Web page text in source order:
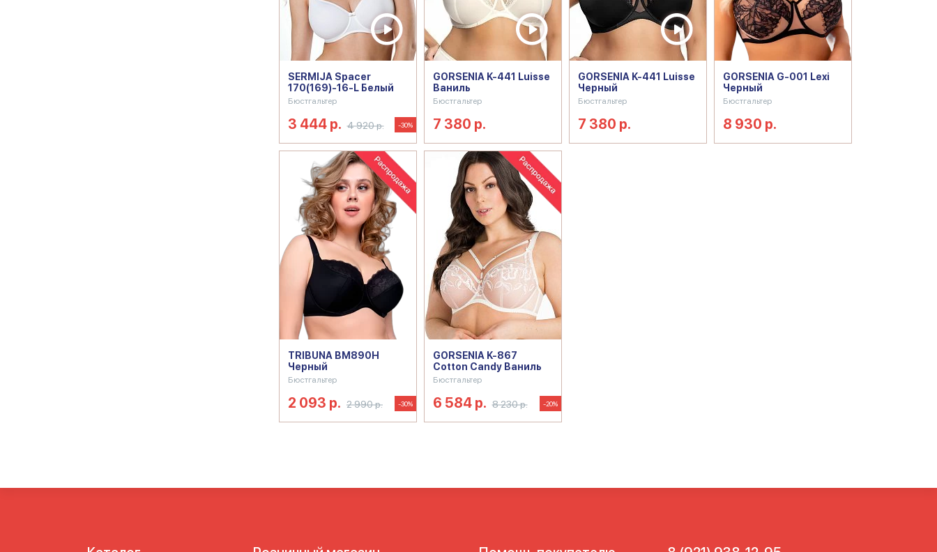
SERMIJA Spacer
170(169)-16-L Белый
Бюстгальтер
3 444 р. 4 920 р. -30%
GORSENIA K-441 Luisse
Ваниль
Бюстгальтер
7 380 р.
GORSENIA K-441 Luisse
Черный
Бюстгальтер
7 380 р.
GORSENIA G-001 Lexi
Черный
Бюстгальтер
8 930 р.
TRIBUNA BM890H
Черный
Бюстгальтер
2 093 р. 2 990 р. -30%
GORSENIA K-867
Cotton Candy Ваниль
Бюстгальтер
6 584 р. 8 230 р. -20%